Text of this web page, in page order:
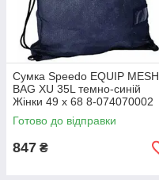
Сумка Speedo EQUIP MESH
BAG XU 35L темно-синій
Жінки 49 х 68 8-074070002
Готово до відправки
847 ₴